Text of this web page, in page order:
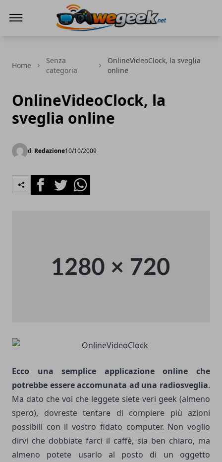
Home
Senza
categoria
OnlineVideoClock, la sveglia
online
OnlineVideoClock, la
sveglia online
di Redazione10/10/2009
FacebookTwitterWhatsapp
Ecco una semplice applicazione online che
potrebbe essere accomunata ad una radiosveglia.
Ma dato che voi che leggete siete veri geek (almeno
spero), dovreste tentare di compiere più azioni
possibili con il vostro fidato computer. Non voglio
dirvi che dobbiate farci il caffè, sia ben chiaro, ma
almeno potete usarlo al posto di un oggetto